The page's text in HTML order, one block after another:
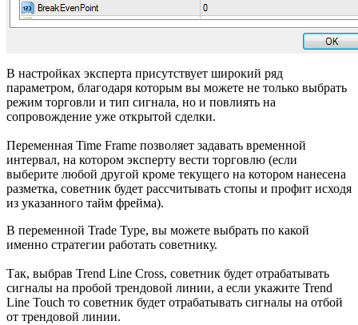
В настройках эксперта присутствует широкий ряд
параметром, благодаря которым вы можете не только выбрать
режим торговли и тип сигнала, но и повлиять на
сопровождение уже открытой сделки.
Переменная Time Frame позволяет задавать временной
интервал, на котором эксперту вести торговлю (если
выберите любой другой кроме текущего на котором нанесена
разметка, советник будет рассчитывать стопы и профит исходя
из указанного тайм фрейма).
В переменной Trade Type, вы можете выбрать по какой
именно стратегии работать советнику.
Так, выбрав Trend Line Cross, советник будет отрабатывать
сигналы на пробой трендовой линии, а если укажите Trend
Line Touch то советник будет отрабатывать сигналы на отбой
от трендовой линии.